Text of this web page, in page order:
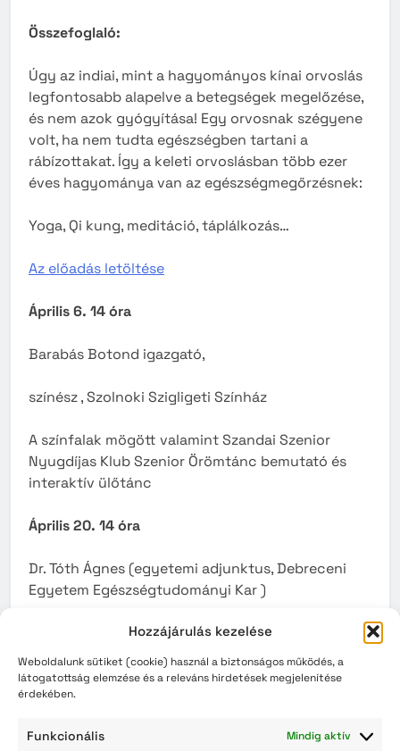
Hozzájárulás kezelése
Weboldalunk sütiket (cookie) használ a biztonságos működés, a
látogatottság elemzése és a releváns hirdetések megjelenítése
érdekében.
Funkcionális Mindig aktív
Összefoglaló:
Úgy az indiai, mint a hagyományos kínai orvoslás
legfontosabb alapelve a betegségek megelőzése,
és nem azok gyógyítása! Egy orvosnak szégyene
volt, ha nem tudta egészségben tartani a
rábízottakat. Így a keleti orvoslásban több ezer
éves hagyománya van az egészségmegőrzésnek:
Yoga, Qi kung, meditáció, táplálkozás…
Az előadás letöltése
Április 6. 14 óra
Barabás Botond igazgató,
színész , Szolnoki Szigligeti Színház
A színfalak mögött valamint Szandai Szenior
Nyugdíjas Klub Szenior Örömtánc bemutató és
interaktív ülőtánc
Április 20. 14 óra
Dr. Tóth Ágnes (egyetemi adjunktus, Debreceni
Egyetem Egészségtudományi Kar )
Őssejtek a mozgásszervi betegségek terápiájában
Május 4. 14 óra
Egyetem